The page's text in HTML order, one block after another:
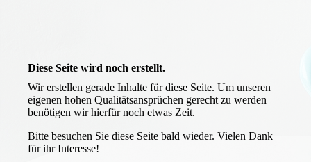
Diese Seite wird noch erstellt.
Wir erstellen gerade Inhalte für diese Seite. Um unseren
eigenen hohen Qualitätsansprüchen gerecht zu werden
benötigen wir hierfür noch etwas Zeit.
Bitte besuchen Sie diese Seite bald wieder. Vielen Dank
für ihr Interesse!